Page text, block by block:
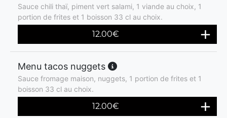
Sauce chili thaï, piment vert salami, 1 viande au choix, 1
portion de frites et 1 boisson 33 cl au choix.
12.00€
Menu tacos nuggets
Sauce fromage maison, nuggets, 1 portion de frites et 1
boisson 33 cl au choix.
12.00€